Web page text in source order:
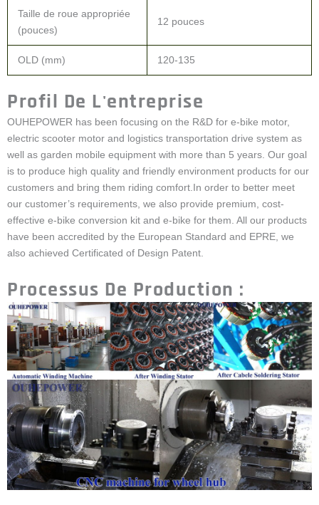
Taille de roue appropriée
(pouces)
12 pouces
OLD (mm) 120-135
Profil De L'entreprise
OUHEPOWER has been focusing on the R&D for e-bike motor,
electric scooter motor and logistics transportation drive system as
well as garden mobile equipment with more than 5 years. Our goal
is to produce high quality and friendly environment products for our
customers and bring them riding comfort.In order to better meet
our customer’s requirements, we also provide premium, cost-
effective e-bike conversion kit and e-bike for them. All our products
have been accredited by the European Standard and EPRE, we
also achieved Certificated of Design Patent.
Processus De Production :